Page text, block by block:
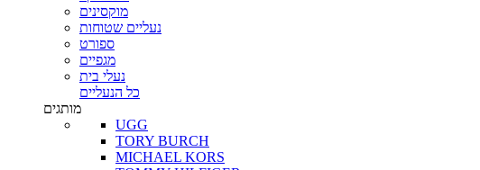
מוקסינים
נעליים שטוחות
ספורט
מגפיים
נעלי בית
כל הנעליים
מותגים
UGG
TORY BURCH
MICHAEL KORS